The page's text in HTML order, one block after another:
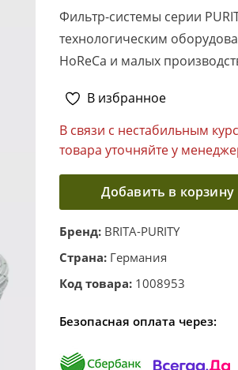
Фильтр-системы серии
технологическим
HoReCa и малых
В избранное
В связи с нестабильным
товара уточняйте у
Добавить в корзину
Бренд: BRITA-PURITY
Страна: Германия
Код товара: 1008953
Безопасная оплата через: